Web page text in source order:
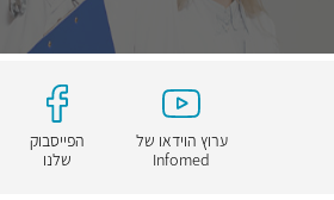
ערוץ הוידאו של
Infomed
הפייסבוק
שלנו